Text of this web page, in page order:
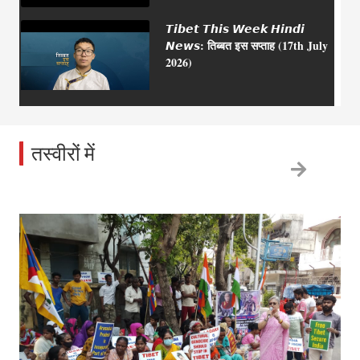
𝙏𝙞𝙗𝙚𝙩 𝙏𝙝𝙞𝙨 𝙒𝙚𝙚𝙠 𝙃𝙞𝙣𝙙𝙞
𝙉𝙚𝙬𝙨: तिब्बत इस सप्ताह (17th July
2026)
𝙏𝙞𝙗𝙚𝙩 𝙏𝙝𝙞𝙨 𝙒𝙚𝙚𝙠 𝙃𝙞𝙣𝙙𝙞
𝙉𝙚𝙬𝙨: तिब्बत इस सप्ताह (03rd July
2026)
𝙏𝙞𝙗𝙚𝙩 𝙏𝙝𝙞𝙨 𝙒𝙚𝙚𝙠 𝙃𝙞𝙣𝙙𝙞
तस्वीरों में